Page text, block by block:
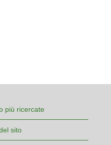
più ricercate
sito